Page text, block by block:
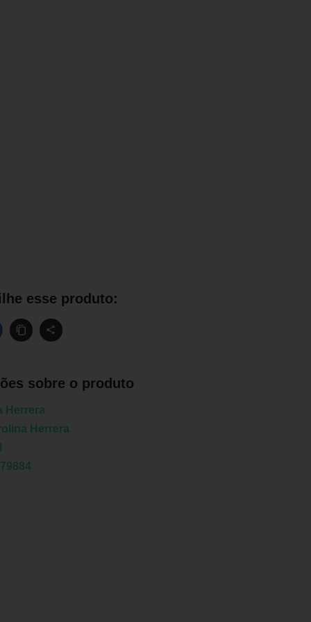
esse produto:
sobre o produto
Herrera
Herrera